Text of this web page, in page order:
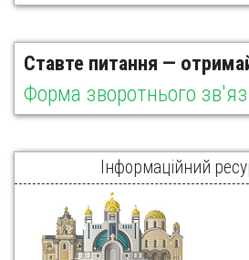
Ставте питання —
Форма зворотнього
Інформаційний